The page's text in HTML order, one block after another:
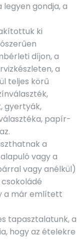
legyen gondja, a
ki
díjon, a
a
teljes körű
gyertyák,
papír-
a
vagy a
vagy anélkül)
a már említett
tapasztalatunk, a
hogy az ételekre